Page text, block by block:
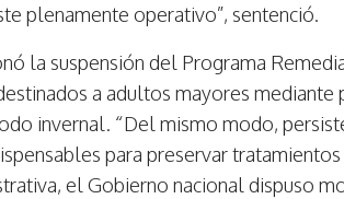
plenamente operativo”, sentenció.
la suspensión del Programa
a adultos mayores
invernal. “Del mismo modo,
para preservar
el Gobierno nacional dispuso